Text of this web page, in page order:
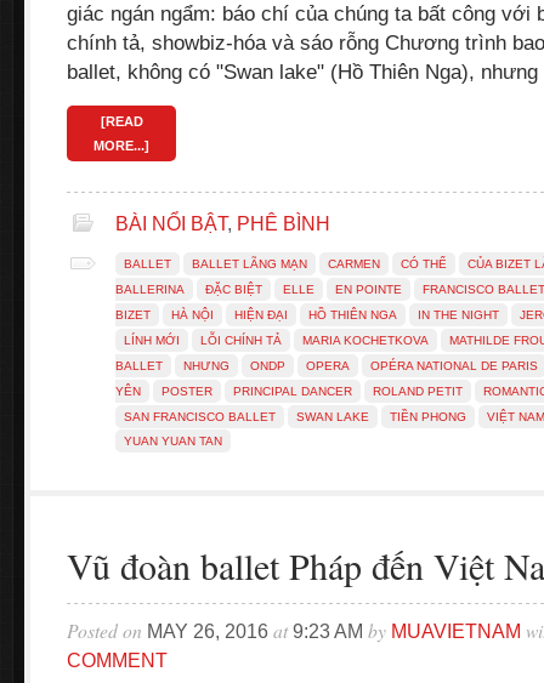
giác ngán ngẩm: báo chí của chúng ta bất công với
chính tả, showbiz-hóa và sáo rỗng Chương trình
ballet, không có "Swan lake" (Hồ Thiên Nga),
[READ
MORE...]
BÀI NỔI BẬT, PHÊ BÌNH
BALLET BALLET LÃNG MẠN CARMEN CÓ THỂ
CỦA BIZET
BALLERINA
ĐẶC BIỆT ELLE EN POINTE
FRANCISCO BALLET
BIZET
HÀ NỘI HIỆN ĐẠI HỒ THIÊN NGA IN THE NIGHT
LÍNH MỚI
LỖI CHÍNH TẢ MARIA KOCHETKOVA
MATHILDE
BALLET
NHƯNG ONDP OPERA
OPÉRA NATIONAL DE PARIS
YÊN
POSTER PRINCIPAL DANCER ROLAND PETIT
SAN FRANCISCO BALLET
SWAN LAKE TIỀN PHONG
VIỆT NAM
YUAN YUAN TAN
Vũ đoàn ballet Pháp đến Việt
Posted on MAY 26, 2016 at9:23 AM by MUAVIETNAM
COMMENT